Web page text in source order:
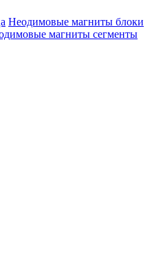
Неодимовые магниты блоки
магниты сегменты